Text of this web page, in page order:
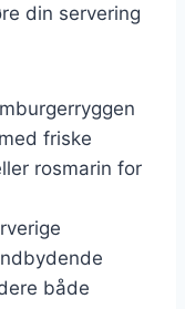
din servering
friske
rosmarin for
både